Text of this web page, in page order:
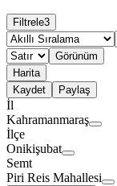
Filtrele3
Görünüm
Harita
Kaydet
Paylaş
İl
Kahramanmaraş
İlçe
Onikişubat
Semt
Piri Reis Mahallesi